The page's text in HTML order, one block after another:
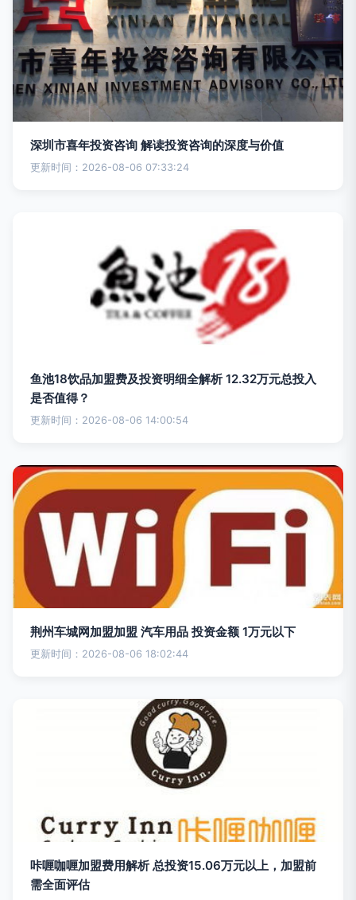
深圳市喜年投资咨询 解读投资咨询的深度与价值
更新时间：2026-08-06 07:33:24
鱼池18饮品加盟费及投资明细全解析 12.32万元总投入
是否值得？
更新时间：2026-08-06 14:00:54
荆州车城网加盟加盟 汽车用品 投资金额 1万元以下
更新时间：2026-08-06 18:02:44
咔喱咖喱加盟费用解析 总投资15.06万元以上，加盟前
需全面评估